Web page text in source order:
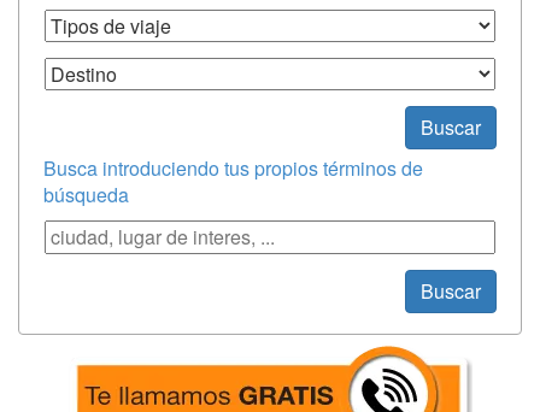
Tipos de Viaje
Destino
Buscar
Busca introduciendo tus propios términos de
búsqueda
Búsqueda
Buscar